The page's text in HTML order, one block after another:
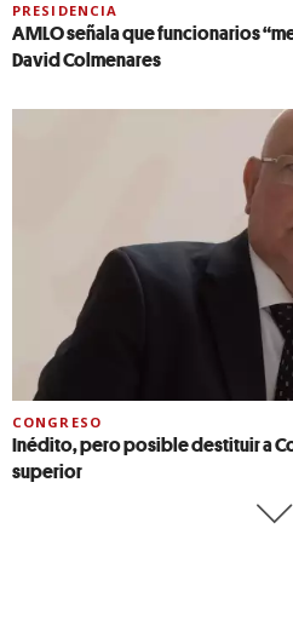
PRESIDENCIA
AMLO señala que funcionarios
David Colmenares
CONGRESO
Inédito, pero posible destituir a
superior